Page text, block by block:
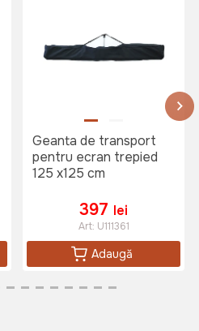
Geanta de transport
pentru ecran trepied
125 x125 cm
397 lei
Art: U111361
Adaugă